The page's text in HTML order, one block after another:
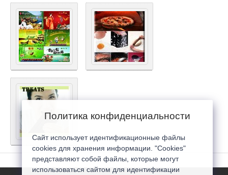
Политика конфиденциальности
Сайт использует идентификационные файлы
cookies для хранения информации. "Cookies"
представляют собой файлы, которые могут
использоваться сайтом для идентификации